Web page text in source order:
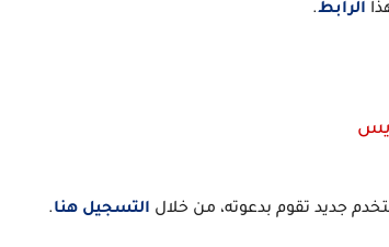
الرابط.
جديد تقوم بدعوته، من خلال التسجيل هنا.